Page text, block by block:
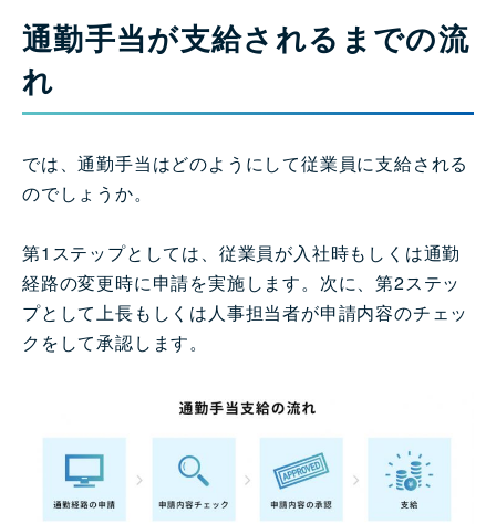
通勤手当が支給されるまでの流
れ
では、通勤手当はどのようにして従業員に支給される
のでしょうか。
第1ステップとしては、従業員が入社時もしくは通勤
経路の変更時に申請を実施します。次に、第2ステッ
プとして上長もしくは人事担当者が申請内容のチェッ
クをして承認します。